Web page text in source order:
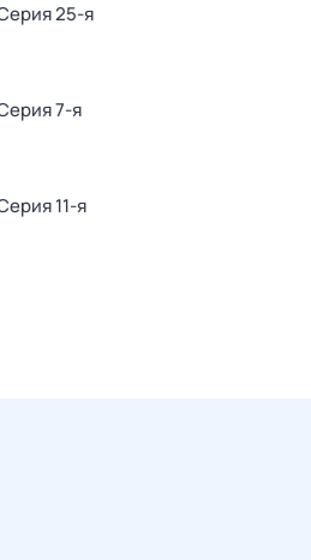
25-я
7-я
11-я